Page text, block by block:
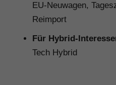
EU-Neuwagen,
Reimport
Für Hybrid-
Tech Hybrid